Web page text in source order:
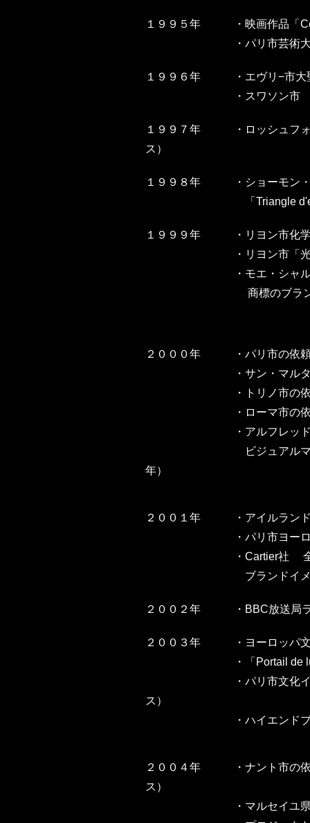
１９９５年 ・ 映画作品「
・ パリ市芸術
１９９６年 ・ エヴリ−市
・ スワソン
１９９７年 ・ ロッシュフ
ス）
１９９８年 ・ ショーモン
「Triangle
１９９９年 ・ リヨン市化
・ リヨン市「
・ モエ・シャ
商標のブランド戦
２０００年 ・ パリ市の依
・ サン・マル
・
トリノ市
・ ローマ市の
・ アルフレッ
ビジュアルマーチャ
年）
２００１年 ・ アイルラン
・ パリ市ヨー
・ Cartier社 全
ブランドイメージコン
２００２年 ・ BBC放送局
２００３年 ・ ヨーロッパ
・
「Portail
・ パリ市文化
ス）
・ ハイエンド
２００４年 ・ ナント市の
ス）
・ マルセイユ